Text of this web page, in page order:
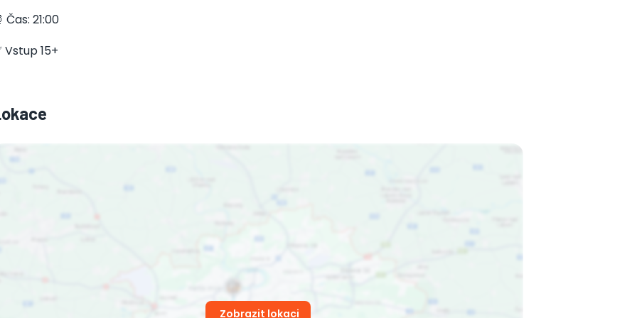
Čas: 21:00
Vstup 15+
Zobrazit lokaci